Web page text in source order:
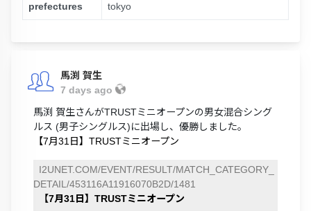
prefectures tokyo
馬渕 賀生
7 days ago
馬渕 賀生さんがTRUSTミニオープンの男女混合シング
ルス (男子シングルス)に出場し、優勝しました。
【7月31日】TRUSTミニオープン
I2UNET.COM/EVENT/RESULT/MATCH_CATEGORY_
DETAIL/453116A11916070B2D/1481
【7月31日】TRUSTミニオープン